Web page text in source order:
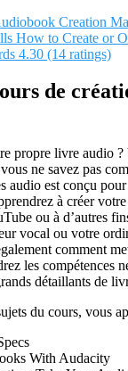
How to Create or
4.30 (14 ratings)
de
propre livre audio
ne savez pas
audio est conçu
à créer
ou à d’autres
vocal ou votre
comment
les compétences
détaillants de
du cours, vous
With Audacity